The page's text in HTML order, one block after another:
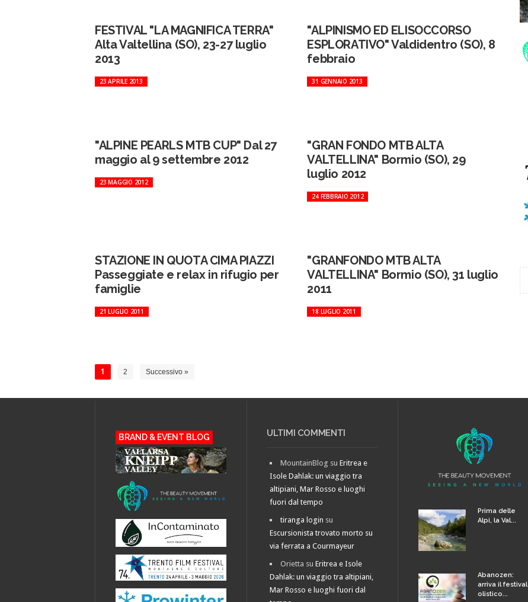
FESTIVAL "LA MAGNIFICA TERRA"
Alta Valtellina (SO), 23-27 luglio
2013
23 APRILE 2013
"ALPINISMO ED ELISOCCORSO
ESPLORATIVO" Valdidentro (SO), 8
febbraio
31 GENNAIO 2013
"ALPINE PEARLS MTB CUP" Dal 27
maggio al 9 settembre 2012
23 MAGGIO 2012
"GRAN FONDO MTB ALTA
VALTELLINA" Bormio (SO), 29
luglio 2012
24 FEBBRAIO 2012
STAZIONE IN QUOTA CIMA PIAZZI
Passeggiate e relax in rifugio per
famiglie
21 LUGLIO 2011
"GRANFONDO MTB ALTA
VALTELLINA" Bormio (SO), 31 luglio
2011
18 LUGLIO 2011
1 2 Successivo »
BRAND & EVENT BLOG ULTIMI COMMENTI
MountainBlog suEritrea e
Isole Dahlak: un viaggio tra
altipiani, Mar Rosso e luoghi
fuori dal tempo
tiranga login su
Escursionista trovato morto su
via ferrata a Courmayeur
Orietta suEritrea e Isole
Dahlak: un viaggio tra altipiani,
Mar Rosso e luoghi fuori dal
Prima delle
Alpi, la Val...
Abanozen:
arriva il festival
olistico...